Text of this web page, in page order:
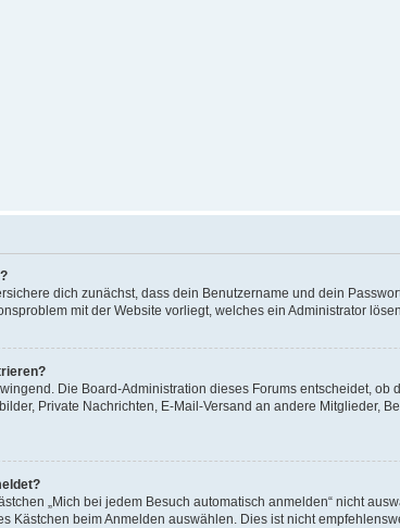
dich zunächst, dass dein Benutzername und dein
mit der Website vorliegt, welches ein Administrator
Die Board-Administration dieses Forums entscheidet,
Private Nachrichten, E-Mail-Versand an andere Mitglieder,
„Mich bei jedem Besuch automatisch anmelden“ nicht
Kästchen beim Anmelden auswählen. Dies ist nicht